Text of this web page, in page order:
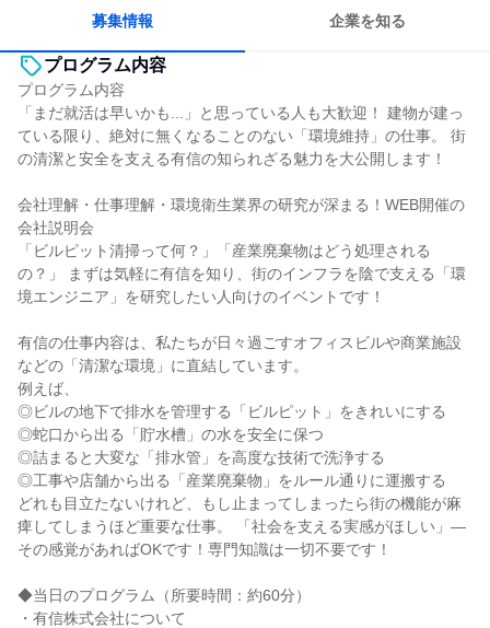
募集情報 企業を知る
プログラム内容
プログラム内容
「まだ就活は早いかも...」と思っている人も大歓迎！ 建物が建っ
ている限り、絶対に無くなることのない「環境維持」の仕事。 街
の清潔と安全を支える有信の知られざる魅力を大公開します！
会社理解・仕事理解・環境衛生業界の研究が深まる！WEB開催の
会社説明会
「ビルピット清掃って何？」「産業廃棄物はどう処理される
の？」 まずは気軽に有信を知り、街のインフラを陰で支える「環
境エンジニア」を研究したい人向けのイベントです！
有信の仕事内容は、私たちが日々過ごすオフィスビルや商業施設
などの「清潔な環境」に直結しています。
例えば、
◎ビルの地下で排水を管理する「ビルピット」をきれいにする
◎蛇口から出る「貯水槽」の水を安全に保つ
◎詰まると大変な「排水管」を高度な技術で洗浄する
◎工事や店舗から出る「産業廃棄物」をルール通りに運搬する
どれも目立たないけれど、もし止まってしまったら街の機能が麻
痺してしまうほど重要な仕事。 「社会を支える実感がほしい」―
その感覚があればOKです！専門知識は一切不要です！
◆当日のプログラム（所要時間：約60分）
・有信株式会社について